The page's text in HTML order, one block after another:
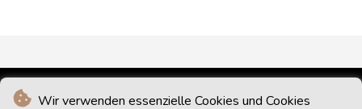
Wir verwenden essenzielle Cookies und Cookies